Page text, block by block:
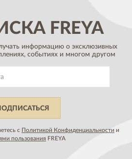
FREYA
информацию о эксклюзивных
событиях и многом другом
с Политикой Конфиденциальности и
пользования FREYA